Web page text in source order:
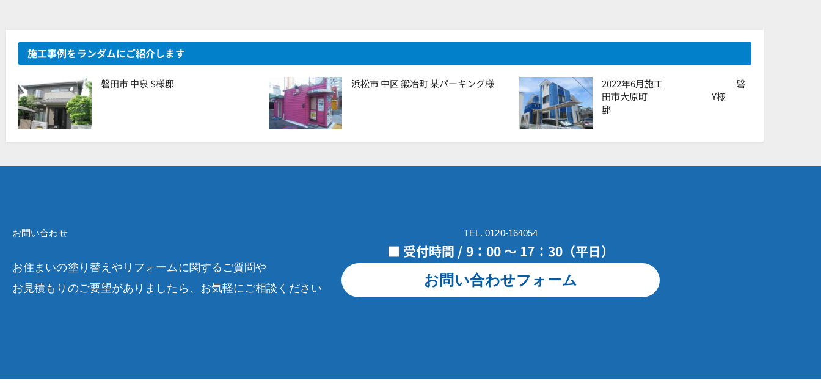
施工事例をランダムにご紹介します
磐田市 中泉 S様邸 浜松市 中区 鍛冶町 某パーキング様
2022年6月施工 磐
田市大原町 Y様
邸
お問い合わせ
お住まいの塗り替えやリフォームに関するご質問や
お見積もりのご要望がありましたら、お気軽にご相談ください
TEL. 0120-164054
■ 受付時間 / 9：00 ～ 17：30（平日）
お問い合わせフォーム